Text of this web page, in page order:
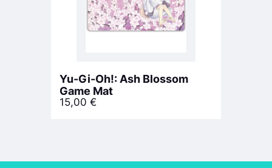
Yu-Gi-Oh!: Ash Blossom
Game Mat
15,00 €